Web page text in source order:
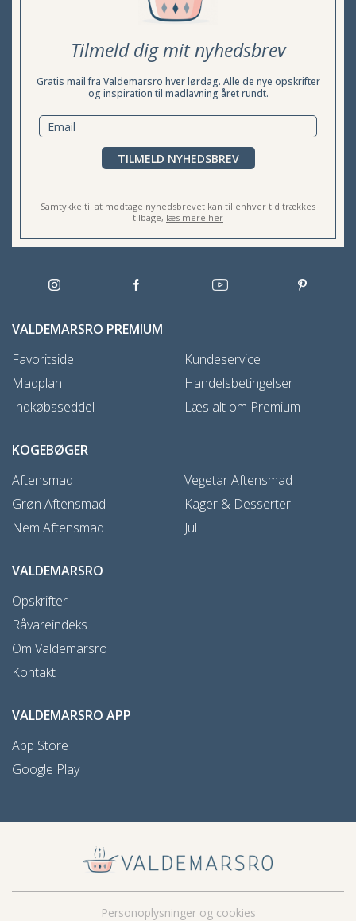
Tilmeld dig mit nyhedsbrev
Gratis mail fra Valdemarsro hver lørdag. Alle de nye opskrifter
og inspiration til madlavning året rundt.
TILMELD NYHEDSBREV
Samtykke til at modtage nyhedsbrevet kan til enhver tid trækkes
tilbage, læs mere her
VALDEMARSRO PREMIUM
Favoritside
Madplan
Indkøbsseddel
Kundeservice
Handelsbetingelser
Læs alt om Premium
KOGEBØGER
Aftensmad
Grøn Aftensmad
Nem Aftensmad
Vegetar Aftensmad
Kager & Desserter
Jul
VALDEMARSRO
Opskrifter
Råvareindeks
Om Valdemarsro
Kontakt
VALDEMARSRO APP
App Store
Google Play
Personoplysninger og cookies